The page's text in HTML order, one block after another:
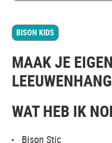
BISON KIDS
MAAK JE
WAT HEB IK
Bison Stic